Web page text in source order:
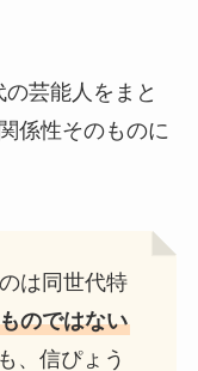
芸能人をまと
係性そのものに
は同世代特
のではない
、信ぴょう